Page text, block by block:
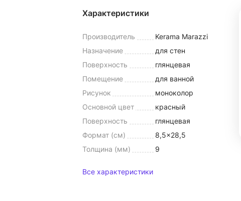
Характеристики
Производитель
Kerama Marazzi
Назначение
для стен
Поверхность
глянцевая
Помещение
для ванной
Рисунок
моноколор
Основной цвет
красный
Поверхность
глянцевая
Формат (см)
8,5x28,5
Толщина (мм)
9
Все характеристики